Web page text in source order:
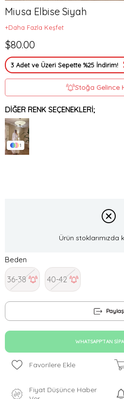
Miusa Elbise Siyah
+Daha Fazla Keşfet
$80.00
3 Adet ve Üzeri Sepette %25 İndirim!
Stoğa Gelince
DIĞER RENK SEÇENEKLERI;
1
Ürün stoklarımızda
Beden
36-38 40-42
Paylaş
WHATSAPP'TAN
Favorilere Ekle
Fiyat Düşünce Haber